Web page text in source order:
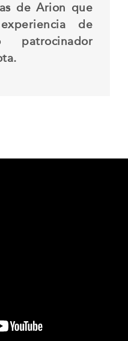
de Arion que
de
patrocinador